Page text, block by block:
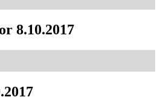
8.10.2017